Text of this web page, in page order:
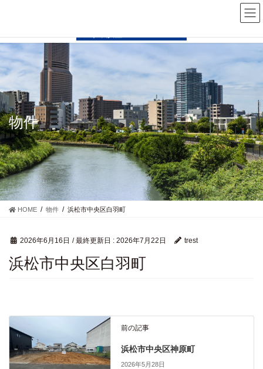
ン
に
移
動
ー
ョ
ン
に
移
動物件
HOME 物件 浜松市中央区白羽町
2026年6月16日 / 最終更新日 : 2026年7月22日 trest
浜松市中央区白羽町
前の記事
浜松市中央区神原町
2026年5月28日